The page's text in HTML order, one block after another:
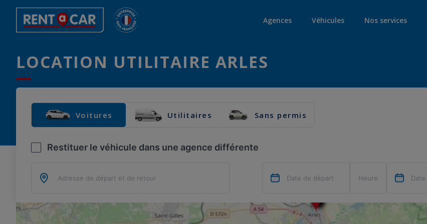
Agences Véhicules Nos services
LOCATION UTILITAIRE ARLES
Voitures Utilitaires Sans permis
Restituer le véhicule dans une agence différente